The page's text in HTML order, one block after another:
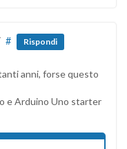
# Rispondi
anni, forse questo
e Arduino Uno starter